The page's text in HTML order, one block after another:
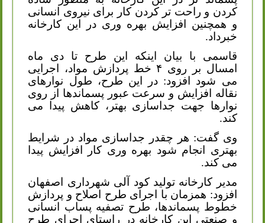
کردن و راحت تر کردن کار برای نیروی انسانی
و همچنین افزایش بهره وری در این کارخانه
خبرداد.
قاسمی با بیان اینکه این طرح تا دی ماه
امسال بر روی ۴ خط پردازش مواد، اجرایی
می شود افزود: در این طرح، طول نوارهای
نقاله افزایش و سرعت عبور پسماندها از روی
نوارها جهت جداسازی بهتر، کاهش پیدا می
کند.
وی گفت: هر چقدر جداسازی مواد در شرایط
بهتری انجام شود بهره وری کار افزایش پیدا
می کند.
مدیر کارخانه تولید کود آلی شهرداری اصفهان
افزود: همزمان با اجرای طرح اصلاح و پردازش
خطوط پسماندها، طرح تصفیه پساب انسانی
و صنعتی این کارخانه در راستای اجرای طرح